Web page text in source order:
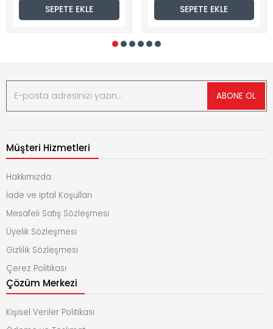
SEPETE EKLE SEPETE EKLE
ABONE OL
Müşteri Hizmetleri
Hakkımızda
İade ve İptal Koşulları
Mesafeli Satış Sözleşmesi
Üyelik Sözleşmesi
Gizlilik Sözleşmesi
Çerez Politikası
Çözüm Merkezi
Kişisel Veriler Politikası